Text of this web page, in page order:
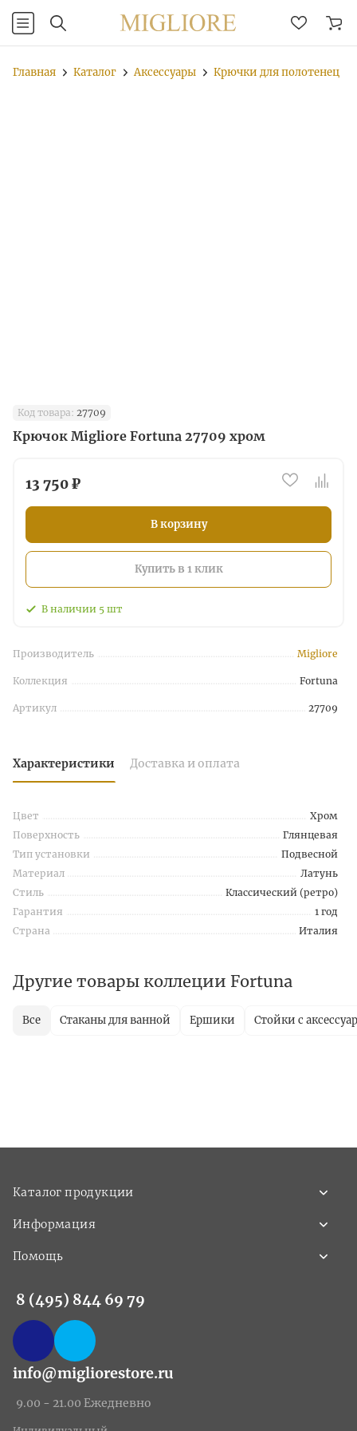
Главная Каталог Аксессуары Крючки для полотенец
Код товара: 27709
Крючок Migliore Fortuna 27709 хром
13 750 ₽
В корзину
Купить в 1 клик
В наличии 5 шт
Производитель Migliore
Коллекция Fortuna
Артикул 27709
Характеристики Доставка и оплата
Цвет
Хром
Поверхность
Глянцевая
Тип установки
Подвесной
Материал
Латунь
Стиль
Классический (ретро)
Гарантия
1 год
Страна
Италия
Другие товары коллеции Fortuna
Все Стаканы для ванной Ершики Стойки с
Каталог продукции
Информация
Помощь
8 (495) 844 69 79
info@migliorestore.ru
9.00 - 21.00 Ежедневно